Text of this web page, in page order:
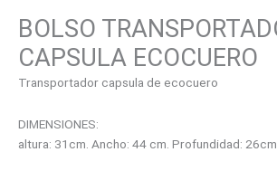
BOLSO
CAPSULA ECOCUERO
Transportador capsula de ecocuero
DIMENSIONES:
altura: 31cm. Ancho: 44 cm. Profundidad: 26cm